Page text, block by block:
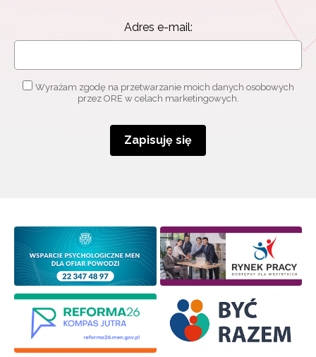
Adres e-mail:
Wyrażam zgodę na przetwarzanie moich danych osobowych
przez ORE w celach marketingowych.
Zapisuję się